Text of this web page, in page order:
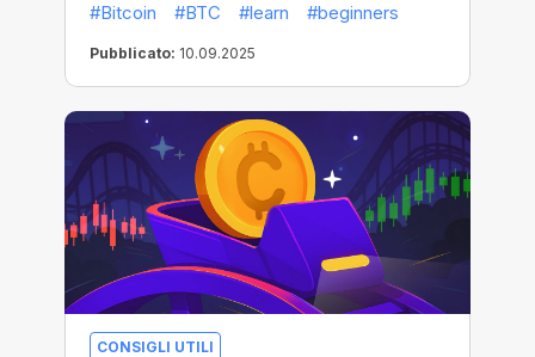
#Bitcoin #BTC #learn #beginners
Pubblicato: 10.09.2025
CONSIGLI UTILI